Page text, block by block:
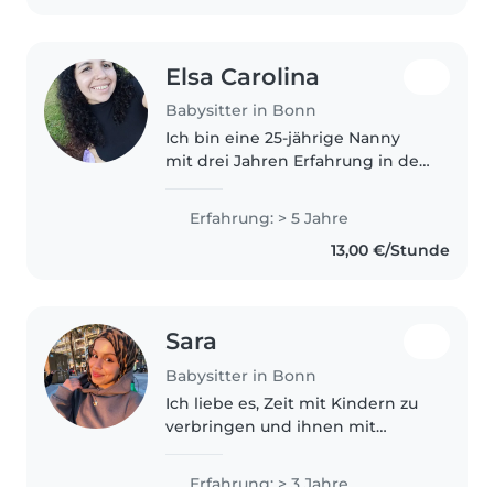
Elsa Carolina
Babysitter in Bonn
Ich bin eine 25-jährige Nanny
mit drei Jahren Erfahrung in der
von 1 bis 10 Jahren. Ich bin
verantwortungsbewusst, fröhlich
und kreativ. Zu meinen
Erfahrung: > 5 Jahre
13,00 €/Stunde
Sara
Babysitter in Bonn
Ich liebe es, Zeit mit Kindern zu
verbringen und ihnen mit
begegnen. Mit drei Jahren